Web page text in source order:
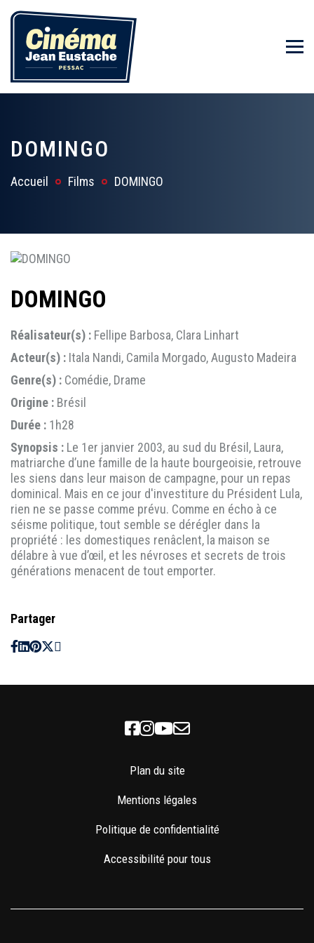
DOMINGO
Accueil Films DOMINGO
DOMINGO
Réalisateur(s) : Fellipe Barbosa, Clara Linhart
Acteur(s) : Itala Nandi, Camila Morgado, Augusto Madeira
Genre(s) : Comédie, Drame
Origine : Brésil
Durée : 1h28
Synopsis : Le 1er janvier 2003, au sud du Brésil, Laura,
matriarche d’une famille de la haute bourgeoisie, retrouve
les siens dans leur maison de campagne, pour un repas
dominical. Mais en ce jour d'investiture du Président Lula,
rien ne se passe comme prévu. Comme en écho à ce
séisme politique, tout semble se dérégler dans la
propriété : les domestiques renâclent, la maison se
délabre à vue d’œil, et les névroses et secrets de trois
générations menacent de tout emporter.
Partager
Facebook
Instagram
Youtube
Newsletter
Plan du site
Mentions légales
Politique de confidentialité
Accessibilité pour tous